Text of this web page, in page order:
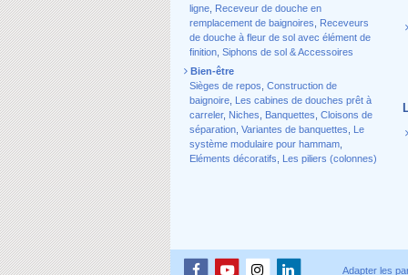
ligne Receveur de douche en
remplacement de baignoires
Receveurs
de douche à fleur de sol avec élément de
finition Siphons de sol & Accessoires
Bien-être
Sièges de repos Construction de
baignoire
Les cabines de douches prêt à
carreler, Niches Banquettes Cloisons de
séparation Variantes de banquettes
Le
système modulaire pour hammam
Eléments décoratifs
Les piliers (colonnes)
Adapter les